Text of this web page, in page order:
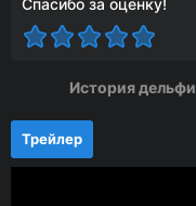
Спасибо за оценку!
История
Трейлер